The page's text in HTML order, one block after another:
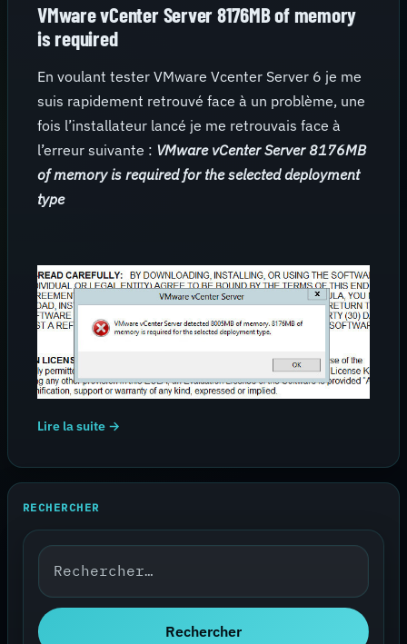
VMware vCenter Server 8176MB of memory
is required
En voulant tester VMware Vcenter Server 6 je me
suis rapidement retrouvé face à un problème, une
fois l’installateur lancé je me retrouvais face à
l’erreur suivante : VMware vCenter Server 8176MB
of memory is required for the selected deployment
type
Lire la suite →
RECHERCHER
Rechercher :
Rechercher